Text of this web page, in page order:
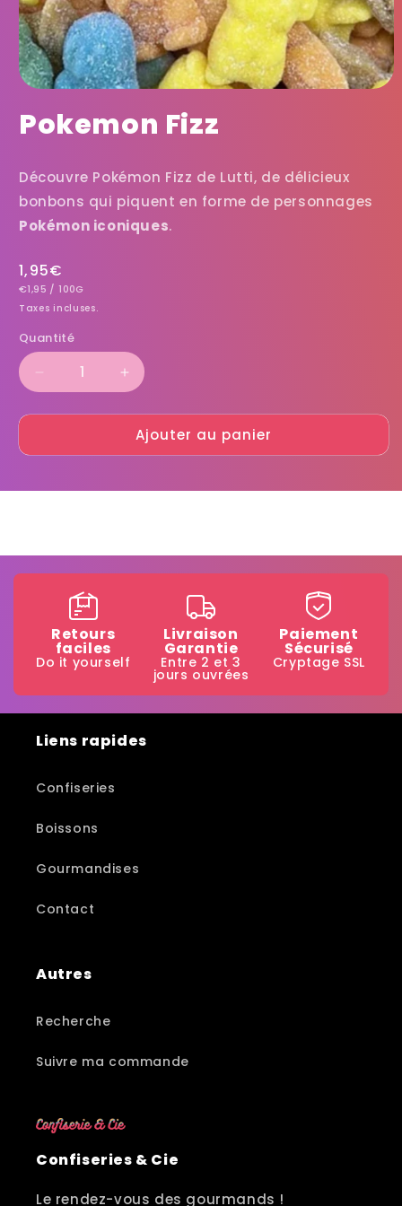
Pokemon Fizz
Découvre Pokémon Fizz de Lutti, de délicieux
bonbons qui piquent en forme de personnages
Pokémon iconiques.
Prix
habituel
1,95€
PRIX
€1,95 / PAR
100G
Taxes incluses.
Quantité
Réduire
quantité
Pokemon
Augmenter
quantité
de
Pokemon
Ajouter au panier
Retours
faciles
Do it yourself
Livraison
Garantie
Entre 2 et 3
jours ouvrées
Paiement
Sécurisé
Cryptage SSL
Liens rapides
Confiseries
Boissons
Gourmandises
Contact
Autres
Recherche
Suivre ma commande
Confiseries & Cie
Le rendez-vous des gourmands !